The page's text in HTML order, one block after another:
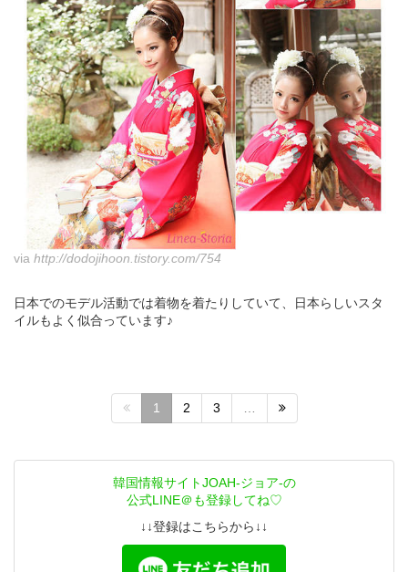
via http://dodojihoon.tistory.com/754
日本でのモデル活動では着物を着たりしていて、日本らしいスタ
イルもよく似合っています♪
1 2 3
韓国情報サイトJOAH-ジョア-の
公式LINE＠も登録してね♡
↓↓登録はこちらから↓↓